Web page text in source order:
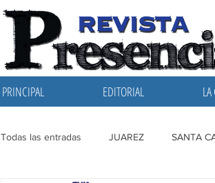
PRINCIPAL EDITORIAL
Todas las entradas JUAREZ SANTA